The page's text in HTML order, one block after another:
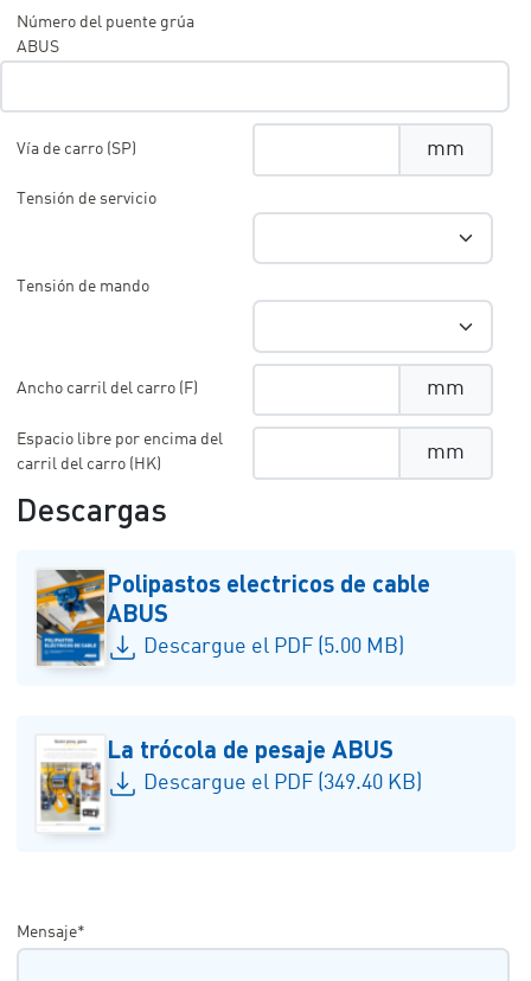
Número del puente grúa
ABUS
Vía de carro (SP) mm
Tensión de servicio
Tensión de mando
Ancho carril del carro (F) mm
Espacio libre por encima del
carril del carro (HK)
mm
Descargas
Polipastos electricos de cable
ABUS
Descargue el PDF (5.00 MB)
La trócola de pesaje ABUS
Descargue el PDF (349.40 KB)
Mensaje*